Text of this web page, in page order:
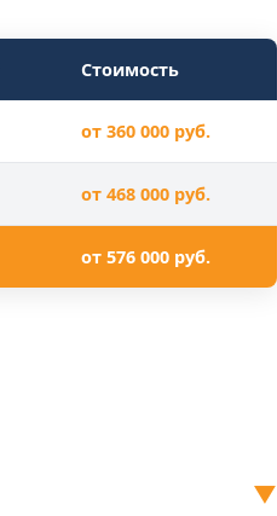
Стоимость
от 360 000 руб.
от 468 000 руб.
от 576 000 руб.
▼